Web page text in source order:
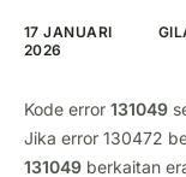
17 JANUARI
2026
Kode error 131049
Jika error 130472
131049 berkaitan